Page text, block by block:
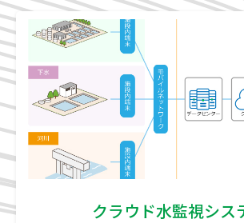
クラウド水監視シス